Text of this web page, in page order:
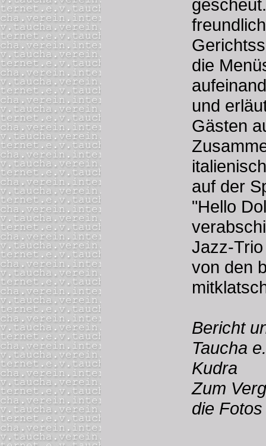
die
und
Gästen
auf der
"Hello
Jazz-
von den
Bericht
Taucha
Kudra
Zum
die